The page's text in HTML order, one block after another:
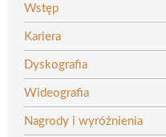
Wstęp
Kariera
Dyskografia
Wideografia
Nagrody i wyróżnienia